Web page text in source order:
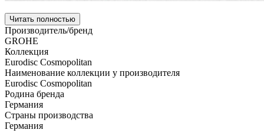
Читать полностью
Производитель/бренд
GROHE
Коллекция
Eurodisc Cosmopolitan
Наименование коллекции у производителя
Eurodisc Cosmopolitan
Родина бренда
Германия
Страны производства
Германия